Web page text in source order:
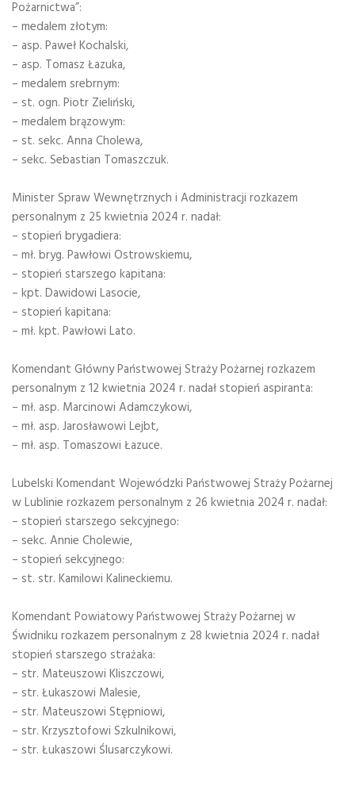
Pożarnictwa”:
– medalem złotym:
– asp. Paweł Kochalski,
– asp. Tomasz Łazuka,
– medalem srebrnym:
– st. ogn. Piotr Zieliński,
– medalem brązowym:
– st. sekc. Anna Cholewa,
– sekc. Sebastian Tomaszczuk.
Minister Spraw Wewnętrznych i Administracji rozkazem
personalnym z 25 kwietnia 2024 r. nadał:
– stopień brygadiera:
– mł. bryg. Pawłowi Ostrowskiemu,
– stopień starszego kapitana:
– kpt. Dawidowi Lasocie,
– stopień kapitana:
– mł. kpt. Pawłowi Lato.
Komendant Główny Państwowej Straży Pożarnej rozkazem
personalnym z 12 kwietnia 2024 r. nadał stopień aspiranta:
– mł. asp. Marcinowi Adamczykowi,
– mł. asp. Jarosławowi Lejbt,
– mł. asp. Tomaszowi Łazuce.
Lubelski Komendant Wojewódzki Państwowej Straży Pożarnej
w Lublinie rozkazem personalnym z 26 kwietnia 2024 r. nadał:
– stopień starszego sekcyjnego:
– sekc. Annie Cholewie,
– stopień sekcyjnego:
– st. str. Kamilowi Kalineckiemu.
Komendant Powiatowy Państwowej Straży Pożarnej w
Świdniku rozkazem personalnym z 28 kwietnia 2024 r. nadał
stopień starszego strażaka:
– str. Mateuszowi Kliszczowi,
– str. Łukaszowi Malesie,
– str. Mateuszowi Stępniowi,
– str. Krzysztofowi Szkulnikowi,
– str. Łukaszowi Ślusarczykowi.